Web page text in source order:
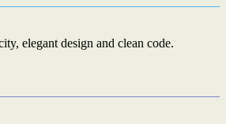
elegant design and clean code.